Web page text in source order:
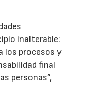
inalterable:
los procesos y
final
personas”,